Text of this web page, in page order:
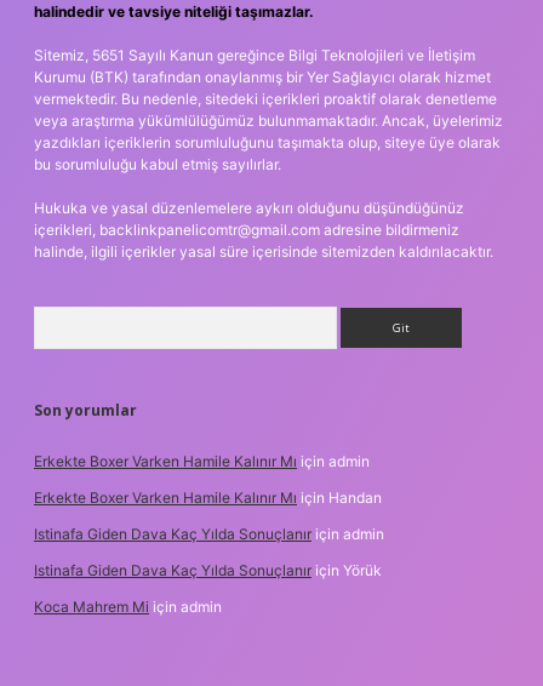
halindedir ve tavsiye niteliği taşımazlar.
Sitemiz, 5651 Sayılı Kanun gereğince Bilgi Teknolojileri ve İletişim
Kurumu (BTK) tarafından onaylanmış bir Yer Sağlayıcı olarak hizmet
vermektedir. Bu nedenle, sitedeki içerikleri proaktif olarak denetleme
veya araştırma yükümlülüğümüz bulunmamaktadır. Ancak, üyelerimiz
yazdıkları içeriklerin sorumluluğunu taşımakta olup, siteye üye olarak
bu sorumluluğu kabul etmiş sayılırlar.
Hukuka ve yasal düzenlemelere aykırı olduğunu düşündüğünüz
içerikleri, backlinkpanelicomtr@gmail.com adresine bildirmeniz
halinde, ilgili içerikler yasal süre içerisinde sitemizden kaldırılacaktır.
Son yorumlar
Erkekte Boxer Varken Hamile Kalınır Mı için admin
Erkekte Boxer Varken Hamile Kalınır Mı için Handan
Istinafa Giden Dava Kaç Yılda Sonuçlanır için admin
Istinafa Giden Dava Kaç Yılda Sonuçlanır için Yörük
Koca Mahrem Mi için admin